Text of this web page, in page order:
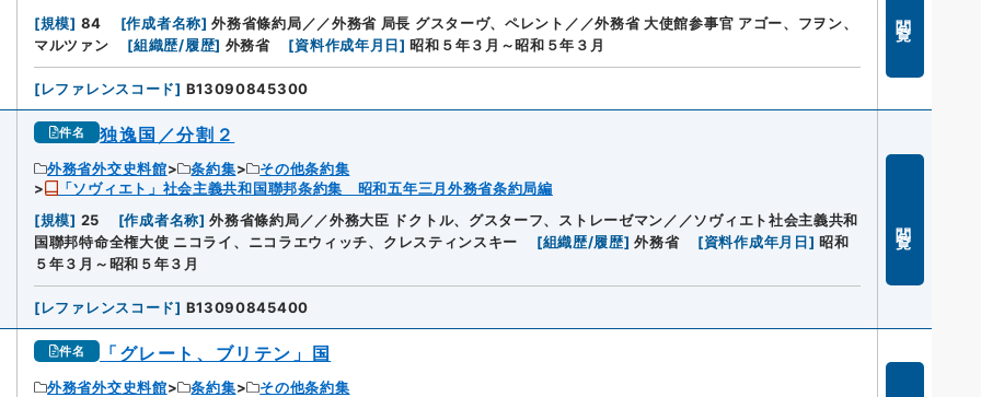
[規模] 84 [作成者名称] 外務省條約局／／外務省 局長 グスターヴ、ペレント／／外務省 大使館参事官 アゴー、フヲン、
マルツァン
[組織歴/履歴] 外務省 [資料作成年月日] 昭和５年３月～昭和５年３月
[レファレンスコード] B13090845300
件名 独逸国／分割２
外務省外交史料館 条約集
その他条約集
「ソヴィエト」社会主義共和国聯邦条約集 昭和五年三月外務省条約局編
[規模] 25 [作成者名称] 外務省條約局／／外務大臣 ドクトル、グスターフ、ストレーゼマン／／ソヴィエト社会主義共和
国聯邦特命全権大使 ニコライ、ニコラエウィッチ、クレスティンスキー
[組織歴/履歴] 外務省 [資料作成年月日] 昭和
５年３月～昭和５年３月
[レファレンスコード] B13090845400
件名 「グレート、ブリテン」国
外務省外交史料館 条約集
その他条約集